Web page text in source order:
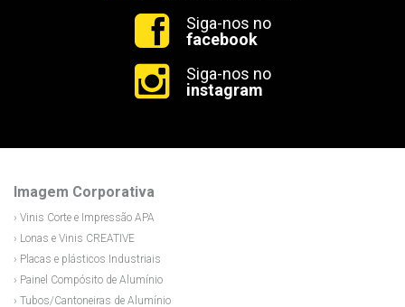
Siga-nos no
facebook
Siga-nos no
instagram
Imagem Corporativa
› Vinis Corte e Impressão APA
› Lonas e Vinis CREATIVE
› Placas e plásticos Industriais
› Painel Compósito de Alumínio
› Tubos/Cantoneiras de Alumínio